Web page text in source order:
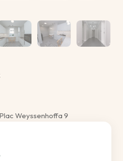
Weyssenhoffa 9